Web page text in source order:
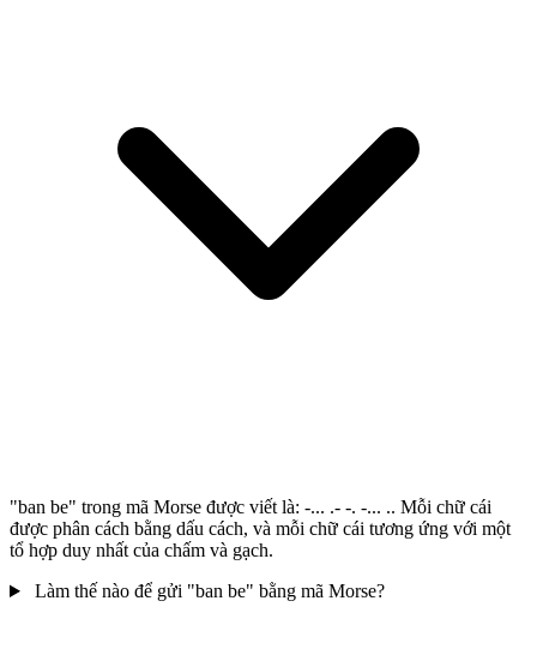
"ban be" trong mã Morse được viết là: -... .- -. -... .. Mỗi chữ cái
được phân cách bằng dấu cách, và mỗi chữ cái tương ứng với một
tổ hợp duy nhất của chấm và gạch.
Làm thế nào để gửi "ban be" bằng mã Morse?